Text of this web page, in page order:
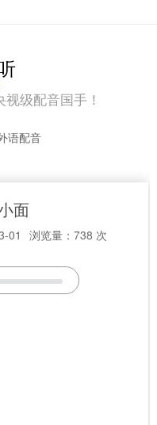
级配音国手！
语配音
面
01 浏览量：738 次